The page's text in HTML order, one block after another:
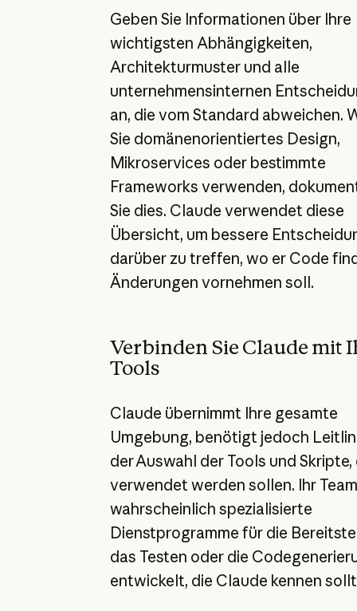
Geben Sie Informationen über Ihre
wichtigsten Abhängigkeiten,
Architekturmuster und alle
unternehmensinternen
an, die vom Standard abweichen.
Sie domänenorientiertes Design,
Mikroservices oder bestimmte
Frameworks verwenden,
Sie dies. Claude verwendet diese
Übersicht, um bessere
darüber zu treffen, wo er Code
Änderungen vornehmen soll.
Verbinden Sie Claude mit
Tools
Claude übernimmt Ihre gesamte
Umgebung, benötigt jedoch
der Auswahl der Tools und Skripte,
verwendet werden sollen. Ihr
wahrscheinlich spezialisierte
Dienstprogramme für die
das Testen oder die
entwickelt, die Claude kennen